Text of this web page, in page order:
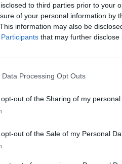
to third parties prior to your
of your personal information by
information may also be
that may further disclose
Data Processing Opt Outs
out of the Sharing of my personal
out of the Sale of my Personal